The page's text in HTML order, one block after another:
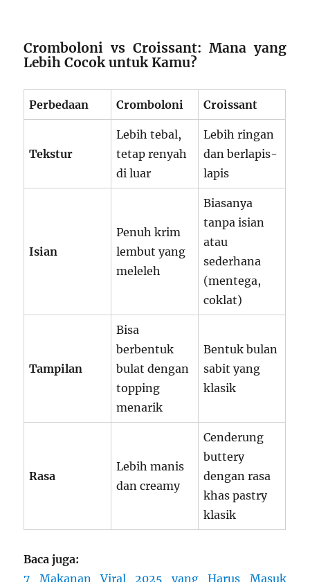
Cromboloni vs Croissant: Mana yang
Lebih Cocok untuk Kamu?
Perbedaan Cromboloni Croissant
Tekstur
Lebih tebal,
tetap renyah
di luar
Lebih ringan
dan berlapis-
lapis
Isian
Penuh krim
lembut yang
meleleh
Biasanya
tanpa isian
atau
sederhana
(mentega,
coklat)
Tampilan
Bisa
berbentuk
bulat dengan
topping
menarik
Bentuk bulan
sabit yang
klasik
Rasa
Lebih manis
dan creamy
Cenderung
buttery
dengan rasa
khas pastry
klasik
Baca juga:
7 Makanan Viral 2025 yang Harus Masuk